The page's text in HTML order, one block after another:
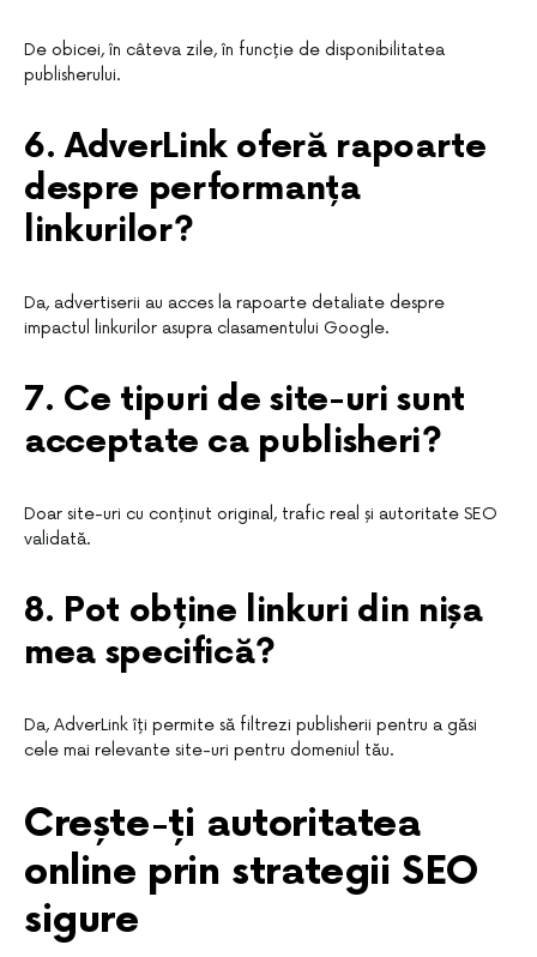
De obicei, în câteva zile, în funcție de disponibilitatea
publisherului.
6. AdverLink oferă rapoarte
despre performanța
linkurilor?
Da, advertiserii au acces la rapoarte detaliate despre
impactul linkurilor asupra clasamentului Google.
7. Ce tipuri de site-uri sunt
acceptate ca publisheri?
Doar site-uri cu conținut original, trafic real și autoritate SEO
validată.
8. Pot obține linkuri din nișa
mea specifică?
Da, AdverLink îți permite să filtrezi publisherii pentru a găsi
cele mai relevante site-uri pentru domeniul tău.
Crește-ți autoritatea
online prin strategii SEO
sigure